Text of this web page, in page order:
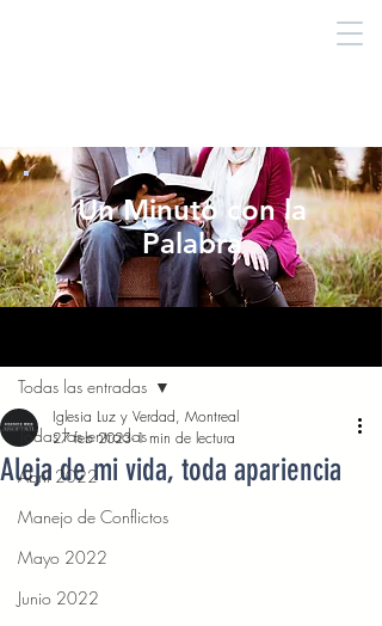
Un Minuto con la
Palabra
Todas las entradas
Abril 2022
Manejo de Conflictos
Mayo 2022
Junio 2022
Todas las entradas
Aleja de mi vida, toda apariencia
Iglesia Luz y Verdad, Montreal
27 feb 2023 1 min de lectura